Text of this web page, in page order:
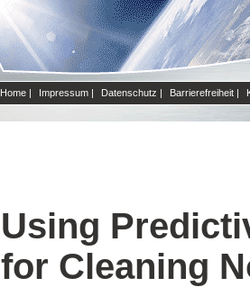
Home | Impressum | Datenschutz | Barrierefreiheit |
Using
for Cleaning